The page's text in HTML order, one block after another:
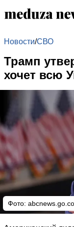
Новости/СВО
Трамп
хочет всю
Фото: